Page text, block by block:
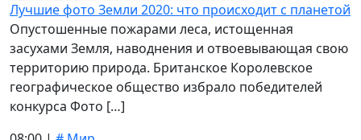
Лучшие фото Земли 2020: что происходит с планетой
Опустошенные пожарами леса, истощенная
засухами Земля, наводнения и отвоевывающая свою
территорию природа. Британское Королевское
географическое общество избрало победителей
конкурса Фото […]